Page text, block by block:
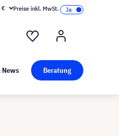
€ Preise inkl. MwSt.
News Beratung